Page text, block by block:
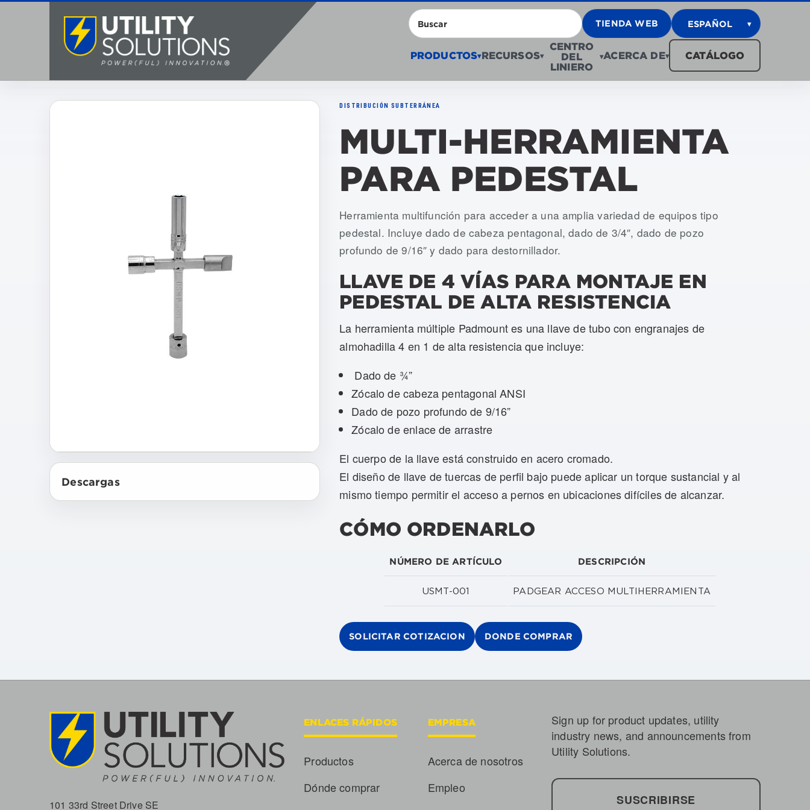
Buscar TIENDA WEB ESPAÑOL ▾
PRODUCTOS▾RECURSOS▾
CENTRO
DEL
LINIERO
▾ACERCA DE▾ CATÁLOGO
Descargas
DISTRIBUCIÓN SUBTERRÁNEA
MULTI-HERRAMIENTA
PARA PEDESTAL
Numeros de articulo: USMT-001
Herramienta multifunción para acceder a una amplia variedad de equipos tipo
pedestal. Incluye dado de cabeza pentagonal, dado de 3/4″, dado de pozo
profundo de 9/16″ y dado para destornillador.
LLAVE DE 4 VÍAS PARA MONTAJE EN
PEDESTAL DE ALTA RESISTENCIA
La herramienta múltiple Padmount es una llave de tubo con engranajes de
almohadilla 4 en 1 de alta resistencia que incluye:
Dado de ¾”
Zócalo de cabeza pentagonal ANSI
Dado de pozo profundo de 9/16”
Zócalo de enlace de arrastre
El cuerpo de la llave está construido en acero cromado.
El diseño de llave de tuercas de perfil bajo puede aplicar un torque sustancial y al
mismo tiempo permitir el acceso a pernos en ubicaciones difíciles de alcanzar.
CÓMO ORDENARLO
NÚMERO DE ARTÍCULO DESCRIPCIÓN
USMT-001 PADGEAR ACCESO MULTIHERRAMIENTA
SOLICITAR COTIZACION DONDE COMPRAR
101 33rd Street Drive SE
ENLACES RÁPIDOS
Productos
Dónde comprar
EMPRESA
Acerca de nosotros
Empleo
Sign up for product updates, utility
industry news, and announcements from
Utility Solutions.
SUSCRIBIRSE